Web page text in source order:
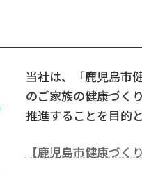
当社は、「鹿児島市
のご家族の健康づく
推進することを目的
【鹿児島市健康づく